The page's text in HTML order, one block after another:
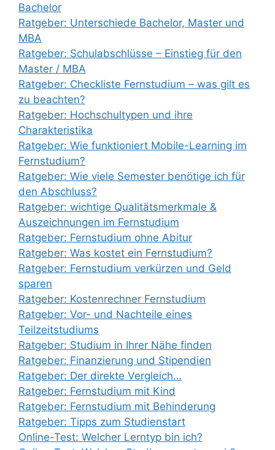
Bachelor
Ratgeber: Unterschiede Bachelor, Master und
MBA
Ratgeber: Schulabschlüsse – Einstieg für den
Master / MBA
Ratgeber: Checkliste Fernstudium – was gilt es
zu beachten?
Ratgeber: Hochschultypen und ihre
Charakteristika
Ratgeber: Wie funktioniert Mobile-Learning im
Fernstudium?
Ratgeber: Wie viele Semester benötige ich für
den Abschluss?
Ratgeber: wichtige Qualitätsmerkmale &
Auszeichnungen im Fernstudium
Ratgeber: Fernstudium ohne Abitur
Ratgeber: Was kostet ein Fernstudium?
Ratgeber: Fernstudium verkürzen und Geld
sparen
Ratgeber: Kostenrechner Fernstudium
Ratgeber: Vor- und Nachteile eines
Teilzeitstudiums
Ratgeber: Studium in Ihrer Nähe finden
Ratgeber: Finanzierung und Stipendien
Ratgeber: Der direkte Vergleich…
Ratgeber: Fernstudium mit Kind
Ratgeber: Fernstudium mit Behinderung
Ratgeber: Tipps zum Studienstart
Online-Test: Welcher Lerntyp bin ich?